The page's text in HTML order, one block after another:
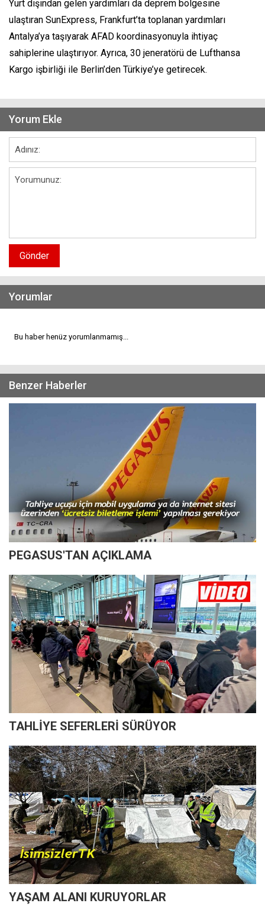
Yurt dışından gelen yardımları da deprem bölgesine
ulaştıran SunExpress, Frankfurt’ta toplanan yardımları
Antalya’ya taşıyarak AFAD koordinasyonuyla ihtiyaç
sahiplerine ulaştırıyor. Ayrıca, 30 jeneratörü de Lufthansa
Kargo işbirliği ile Berlin’den Türkiye’ye getirecek.
Yorum Ekle
Gönder
Yorumlar
Bu haber henüz yorumlanmamış...
Benzer Haberler
PEGASUS'TAN AÇIKLAMA
TAHLİYE SEFERLERİ SÜRÜYOR
YAŞAM ALANI KURUYORLAR